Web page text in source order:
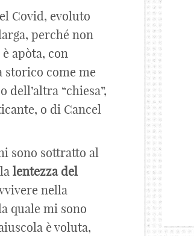
Covid, evoluto
perché non
apòta, con
storico come me
“chiesa”,
o di Cancel
sono sottratto al
lentezza del
nella
quale mi sono
è voluta,